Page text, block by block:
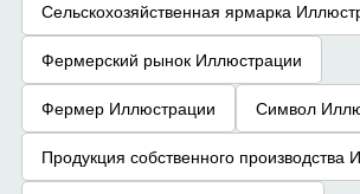
Сельскохозяйственная ярмарка
Фермерский рынок Иллюстрации
Фермер Иллюстрации Символ
Продукция собственного производства